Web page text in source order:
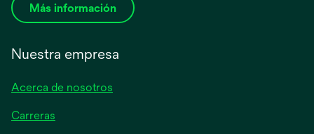
Más información
Nuestra empresa
Acerca de nosotros
Carreras